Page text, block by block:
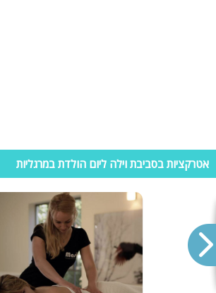
אטרקציות בסביבת וילה ליום הולדת במרגליות